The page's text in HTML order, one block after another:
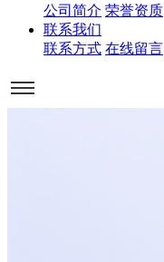
公司简介 荣誉资质
联系我们
联系方式 在线留言